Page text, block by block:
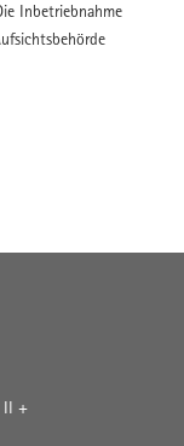
Inbetriebnahme
II +